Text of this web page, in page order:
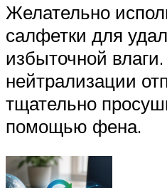
Желательно
салфетки для
избыточной
нейтрализации
тщательно
помощью фена.